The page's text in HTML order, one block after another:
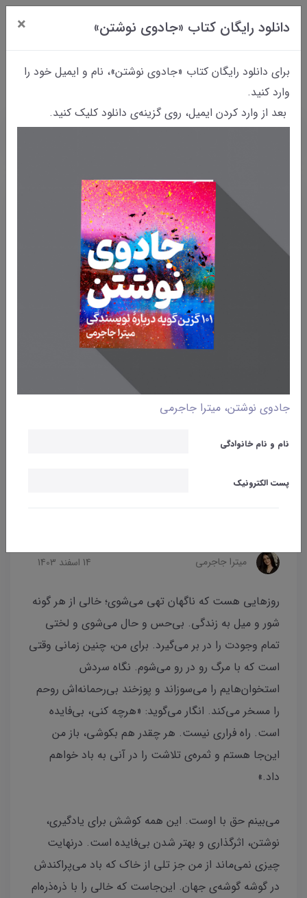
دانلود رایگان کتاب «جادوی نوشتن» ×
برای دانلود رایگان کتاب «جادوی نوشتن»، نام و ایمیل خود را
وارد کنید.
بعد از وارد کردن ایمیل، روی گزینه‌ی دانلود کلیک کنید.
جادوی نوشتن، میترا جاجرمی
نام و نام خانوادگی
پست الکترونیک
وبلاگ نوشتن
میترا جاجرمی 14 اسفند 1403
روزهایی هست که ناگهان تهی می‌شوی؛ خالی از هر گونه
شور و میل به زندگی. بی‌حس و حال می‌شوی و لختی
تمام وجودت را در بر می‌گیرد. برای من، چنین زمانی وقتی
است که با مرگ رو در رو می‌شوم. نگاه سردش
استخوان‌هایم را می‌سوزاند و پوزخند بی‌رحمانه‌اش روحم
را مسخر می‌کند. انگار می‌گوید: «هرچه کنی، بی‌فایده
است. راه فراری نیست. هر چقدر هم بکوشی، باز من
این‌جا هستم و ثمره‌ی تلاشت را در آنی به باد خواهم
داد.»
می‌بینم حق با اوست. این همه کوشش برای یادگیری،
نوشتن، اثرگذاری و بهتر شدن بی‌فایده است. درنهایت
چیزی نمی‌ماند از من جز تلی از خاک که باد می‌پراکندش
در گوشه گوشه‌ی جهان. این‌جاست که خالی را با ذره‌ذره‌ام